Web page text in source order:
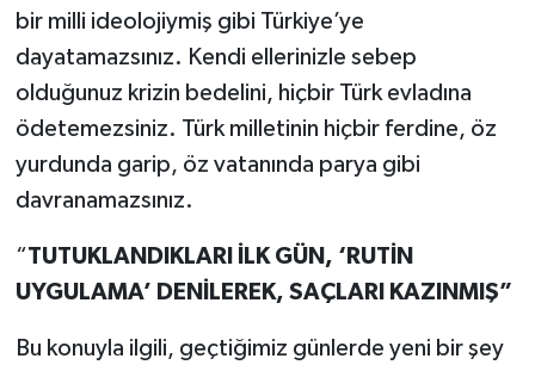
bir milli ideolojiymiş gibi Türkiye’ye
dayatamazsınız. Kendi ellerinizle sebep
olduğunuz krizin bedelini, hiçbir Türk evladına
ödetemezsiniz. Türk milletinin hiçbir ferdine, öz
yurdunda garip, öz vatanında parya gibi
davranamazsınız.
“TUTUKLANDIKLARI İLK GÜN, ‘RUTİN
UYGULAMA’ DENİLEREK, SAÇLARI KAZINMIŞ”
Bu konuyla ilgili, geçtiğimiz günlerde yeni bir şey